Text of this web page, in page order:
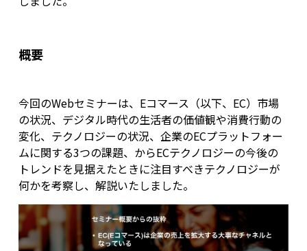
概要
今回のWebセミナーは、Eコマース（以下、EC）市場
の状況、デジタル時代の生活者の価値観や消費行動の
変化、テクノロジーの状況、企業のECプラットフォー
ムに関する3つの課題、からECテクノロジーの今後の
トレンドを見据えたときに注目すべきテクノロジーが
何かを考察し、解説いたしました。